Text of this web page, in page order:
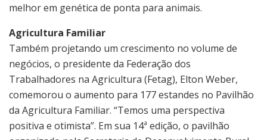
melhor em genética de ponta para animais.
Agricultura Familiar
Também projetando um crescimento no volume de
negócios, o presidente da Federação dos
Trabalhadores na Agricultura (Fetag), Elton Weber,
comemorou o aumento para 177 estandes no Pavilhão
da Agricultura Familiar. “Temos uma perspectiva
positiva e otimista”. Em sua 14ª edição, o pavilhão